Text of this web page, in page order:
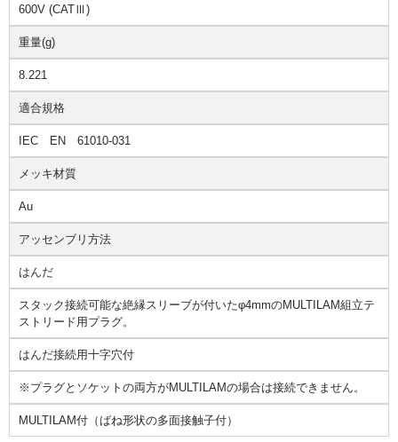
600V (CATⅢ)
重量(g)
8.221
適合規格
IEC EN 61010-031
メッキ材質
Au
アッセンブリ方法
はんだ
スタック接続可能な絶縁スリーブが付いたφ4mmのMULTILAM組立テ
ストリード用プラグ。
はんだ接続用十字穴付
※プラグとソケットの両方がMULTILAMの場合は接続できません。
MULTILAM付（ばね形状の多面接触子付）